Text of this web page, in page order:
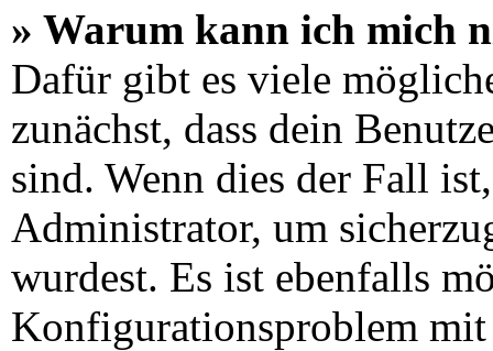
» Warum kann ich mich
Dafür gibt es viele
zunächst, dass dein
sind. Wenn dies der Fall
Administrator, um
wurdest. Es ist ebenfalls
Konfigurationsproblem